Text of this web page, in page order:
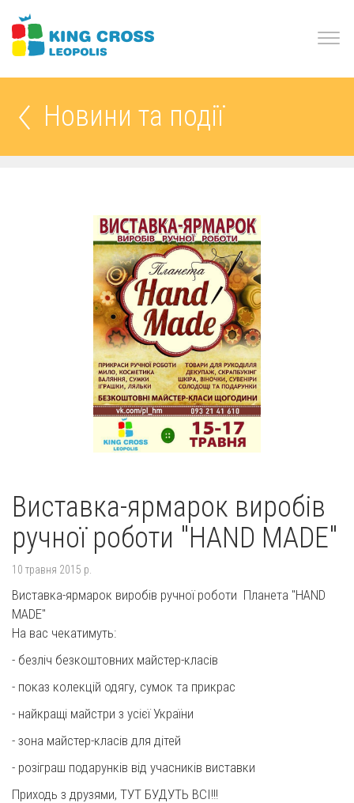
Новини та події
Виставка-ярмарок виробів
ручної роботи "HAND MADE"
10 травня 2015 р.
Виставка-ярмарок виробів ручної роботи Планета "HAND
MADE"
На вас чекатимуть:
- безліч безкоштовних майстер-класів
- показ колекцій одягу, сумок та прикрас
- найкращі майстри з усієї України
- зона майстер-класів для дітей
- розіграш подарунків від учасників виставки
Приходь з друзями, ТУТ БУДУТЬ ВСІ!!!